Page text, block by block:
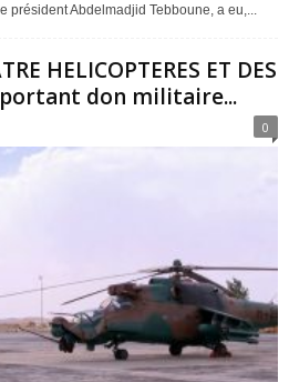
président Abdelmadjid Tebboune, a eu,...
HELICOPTERES ET DES
don militaire...
0